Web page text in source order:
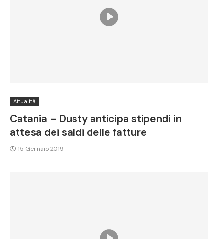
Attualità
Catania – Dusty anticipa stipendi in
attesa dei saldi delle fatture
15 Gennaio 2019